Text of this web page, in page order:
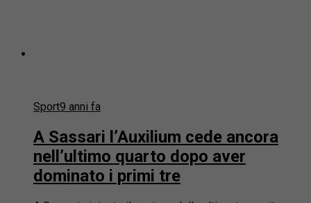
Sport9 anni fa
A Sassari l’Auxilium cede ancora
nell’ultimo quarto dopo aver
dominato i primi tre